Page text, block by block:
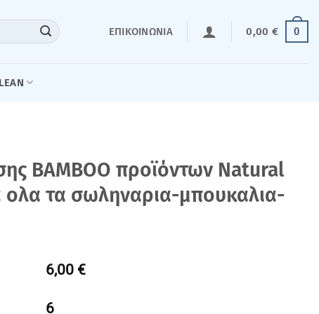
ΕΠΙΚΟΙΝΩΝΊΑ 0,00 € 0
BAMBOO προϊόντων Νatural
ολα τα σωληναρια-μπουκαλια-
6,00 €
6